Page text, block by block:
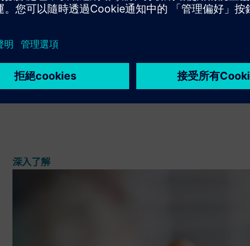
中涉及的內部材料和設備（電子日誌）。通過 eBR，我們
將以互動方式管理製造指示，預先定義工作流程，並準確
深入了解